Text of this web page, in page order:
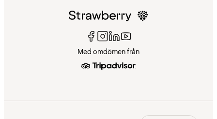
Med omdömen från